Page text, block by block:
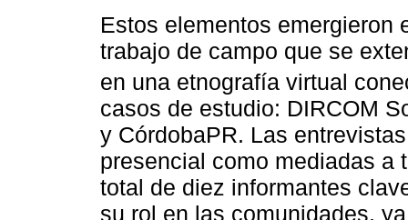
Estos elementos emergieron
trabajo de campo que se
en una etnografía virtual
casos de estudio: DIRCOM
y CórdobaPR. Las
presencial como mediadas a
total de diez informantes
su rol en las comunidades,